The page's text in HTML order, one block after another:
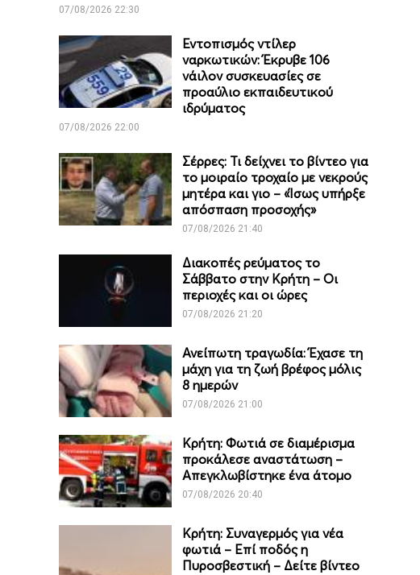
07/08/2026 22:30
Εντοπισμός ντίλερ
ναρκωτικών: Έκρυβε 106
νάιλον συσκευασίες σε
προαύλιο εκπαιδευτικού
ιδρύματος
07/08/2026 22:00
Σέρρες: Τι δείχνει το βίντεο για
το μοιραίο τροχαίο με νεκρούς
μητέρα και γιο – «Ίσως υπήρξε
απόσπαση προσοχής»
07/08/2026 21:40
Διακοπές ρεύματος το
Σάββατο στην Κρήτη – Οι
περιοχές και οι ώρες
07/08/2026 21:20
Ανείπωτη τραγωδία: Έχασε τη
μάχη για τη ζωή βρέφος μόλις
8 ημερών
07/08/2026 21:00
Κρήτη: Φωτιά σε διαμέρισμα
προκάλεσε αναστάτωση –
Απεγκλωβίστηκε ένα άτομο
07/08/2026 20:40
Κρήτη: Συναγερμός για νέα
φωτιά – Επί ποδός η
Πυροσβεστική – Δείτε βίντεο